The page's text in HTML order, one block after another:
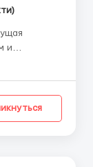
и
области.